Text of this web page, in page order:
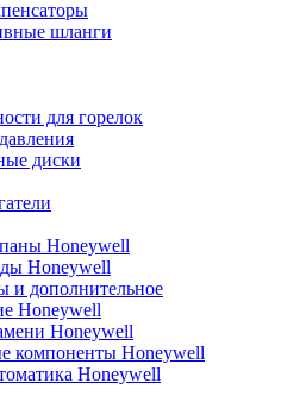
шланги
для горелок
диски
Honeywell
Honeywell
и дополнительное
Honeywell
Honeywell
компоненты Honeywell
Honeywell